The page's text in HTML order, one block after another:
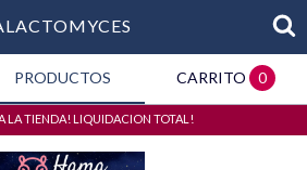
PRODUCTOS CARRITO 0
LA TIENDA! LIQUIDACION TOTAL!